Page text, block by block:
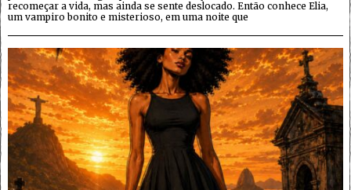
recomeçar a vida, mas ainda se sente deslocado. Então conhece Elia,
um vampiro bonito e misterioso, em uma noite que